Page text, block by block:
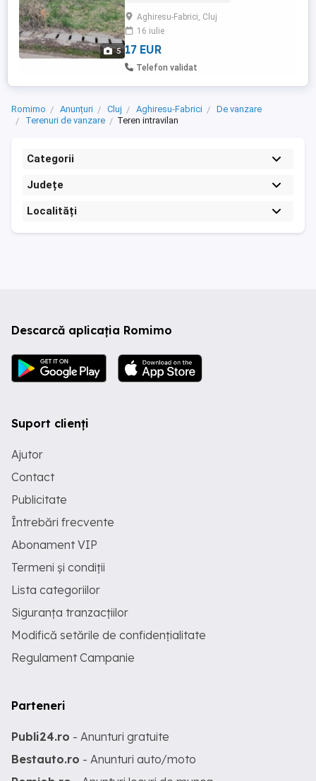
5
ultima poza. Pretul difera in functie de mp.
O parcela 19euro mp Ambele 17euro mp
Pret usor ...
Aghiresu-Fabrici, Cluj
16 iulie
17 EUR
Telefon validat
Romimo Anunțuri Cluj Aghiresu-Fabrici
De vanzare
Terenuri de vanzare
Teren intravilan
Categorii
Județe
Localități
Descarcă aplicația Romimo
Suport clienți
Ajutor
Contact
Publicitate
Întrebări frecvente
Abonament VIP
Termeni și condiții
Lista categoriilor
Siguranța tranzacțiilor
Modifică setările de confidențialitate
Regulament Campanie
Parteneri
Publi24.ro - Anunturi gratuite
Bestauto.ro - Anunturi auto/moto